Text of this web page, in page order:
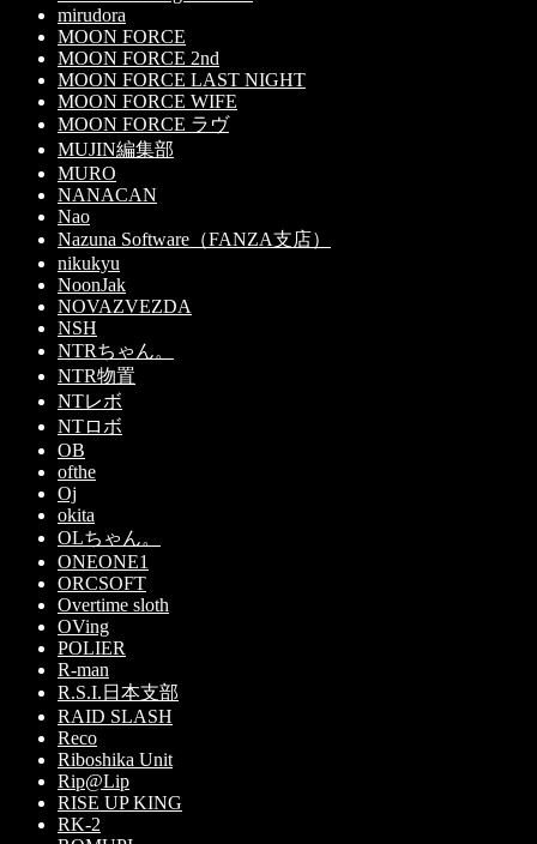
mirudora
MOON FORCE
MOON FORCE 2nd
MOON FORCE LAST NIGHT
MOON FORCE WIFE
MOON FORCE ラヴ
MUJIN編集部
MURO
NANACAN
Nao
Nazuna Software（FANZA支店）
nikukyu
NoonJak
NOVAZVEZDA
NSH
NTRちゃん。
NTR物置
NTレボ
NTロボ
OB
ofthe
Oj
okita
OLちゃん。
ONEONE1
ORCSOFT
Overtime sloth
OVing
POLIER
R-man
R.S.I.日本支部
RAID SLASH
Reco
Riboshika Unit
Rip@Lip
RISE UP KING
RK-2